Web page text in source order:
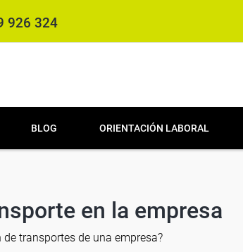
926 324
BLOG ORIENTACIÓN LABORAL
en la empresa
transportes de una empresa?